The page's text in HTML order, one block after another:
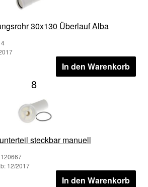
30x130 Überlauf Alba
In den Warenkorb
8
steckbar manuell
12/2017
In den Warenkorb